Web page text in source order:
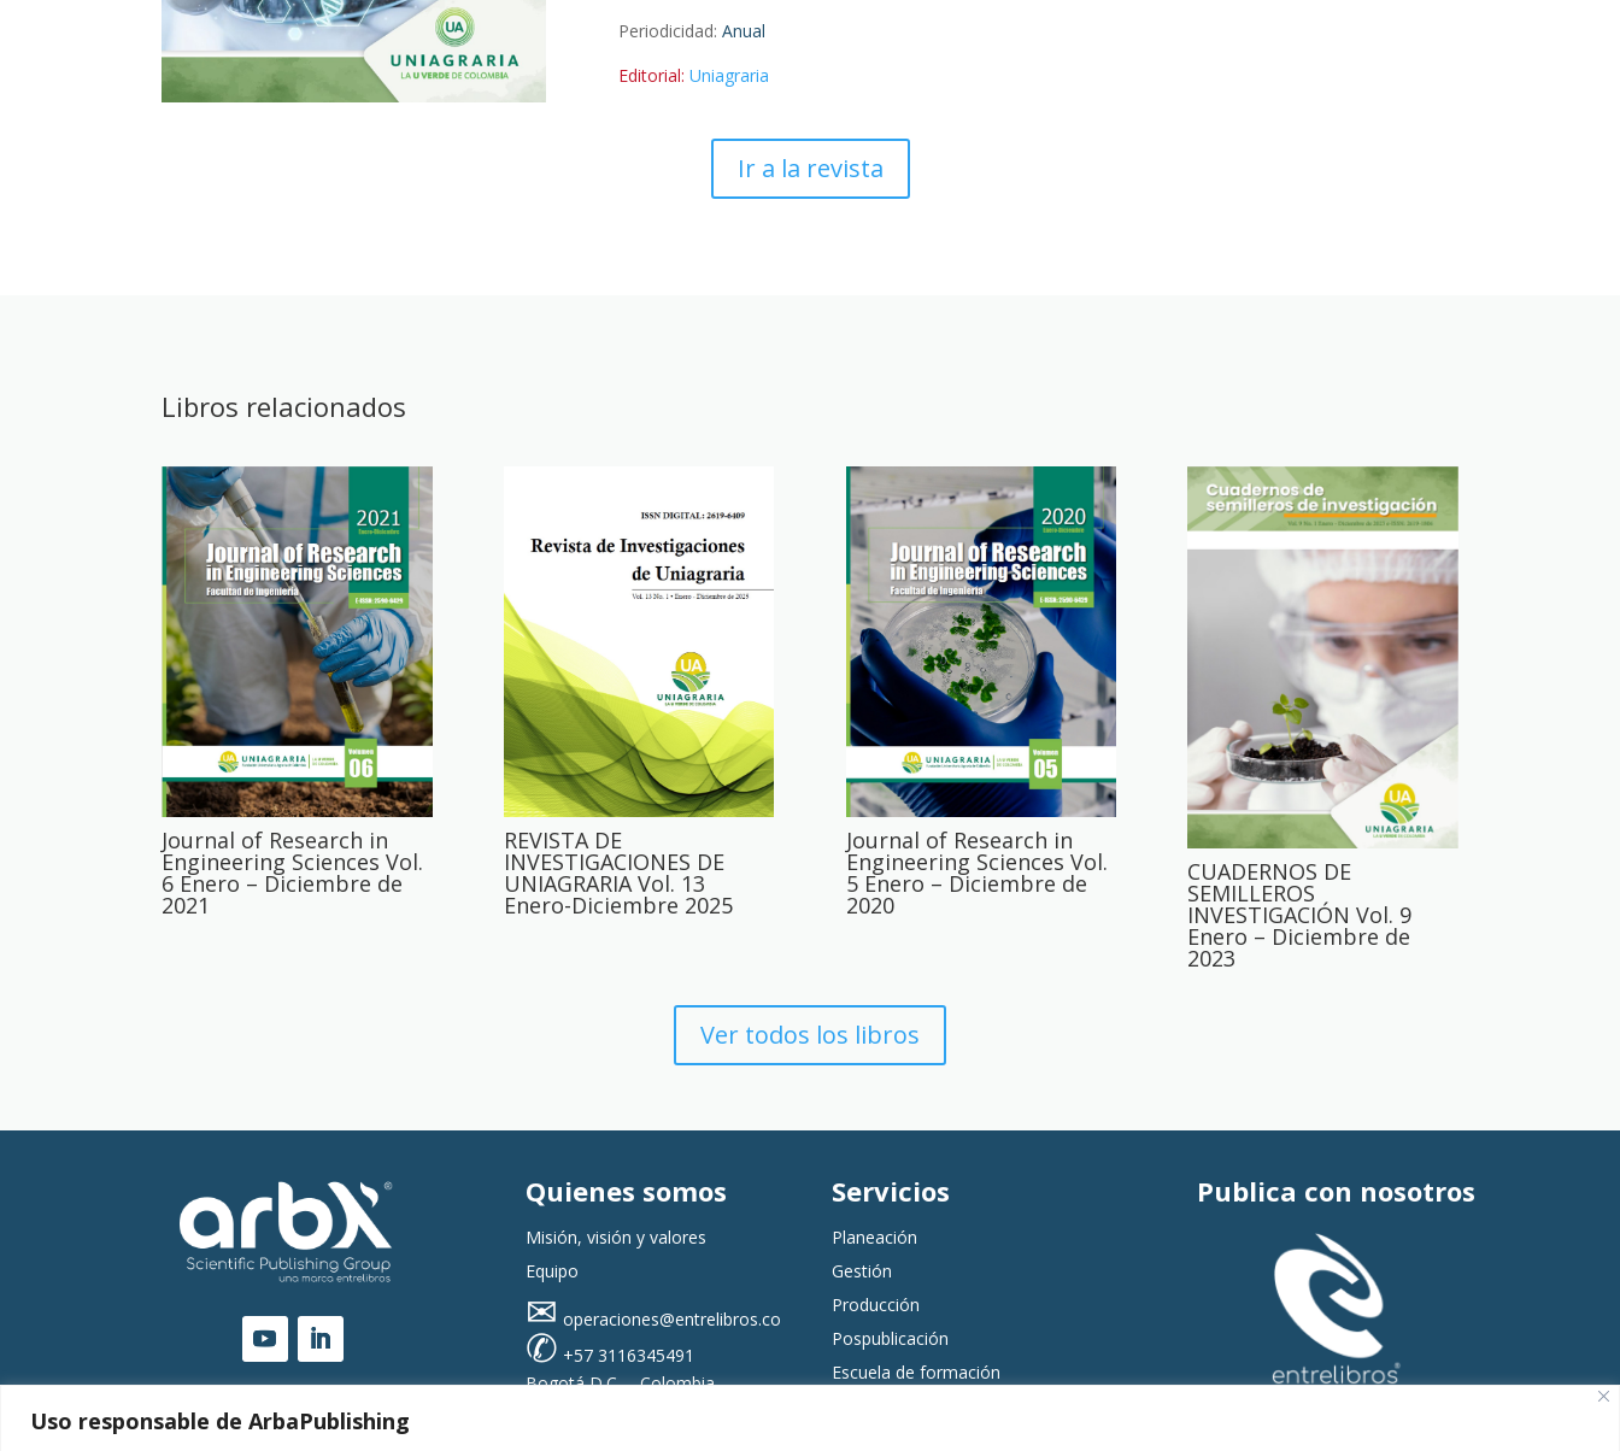
Uso responsable de ArbaPublishing
Periodicidad: Anual
Editorial: Uniagraria
Ir a la revista
Libros relacionados
Journal of Research in
Engineering Sciences Vol.
6 Enero – Diciembre de
2021
REVISTA DE
INVESTIGACIONES DE
UNIAGRARIA Vol. 13
Enero-Diciembre 2025
Journal of Research in
Engineering Sciences Vol.
5 Enero – Diciembre de
2020
CUADERNOS DE
SEMILLEROS
INVESTIGACIÓN Vol. 9
Enero – Diciembre de
2023
Ver todos los libros
Quienes somos
Misión, visión y valores
Equipo
✉ operaciones@entrelibros.co
✆ +57 3116345491
Bogotá D.C. – Colombia
Servicios
Planeación
Gestión
Producción
Pospublicación
Escuela de formación
Publica con nosotros